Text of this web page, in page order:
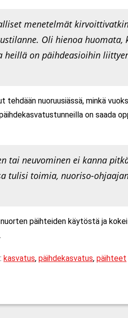
menetelmät
Oli hienoa
heillä on päihdeasioihin
tehdään nuoruusiässä, minkä
on saada
tai neuvominen ei kanna
tulisi toimia, nuoriso-
päihteiden käytöstä ja
kasvatus, päihdekasvatus, päihteet